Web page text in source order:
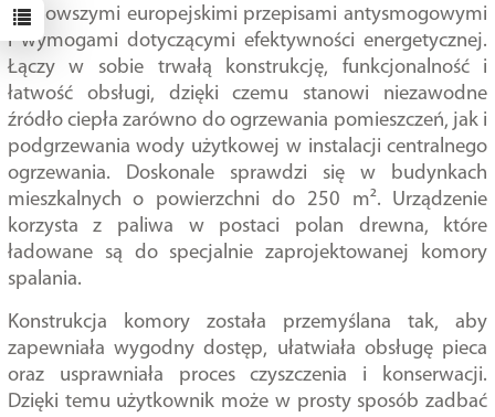
najnowszymi europejskimi przepisami antysmogowymi
i wymogami dotyczącymi efektywności energetycznej.
Łączy w sobie trwałą konstrukcję, funkcjonalność i
łatwość obsługi, dzięki czemu stanowi niezawodne
źródło ciepła zarówno do ogrzewania pomieszczeń, jak i
podgrzewania wody użytkowej w instalacji centralnego
ogrzewania. Doskonale sprawdzi się w budynkach
mieszkalnych o powierzchni do 250 m². Urządzenie
korzysta z paliwa w postaci polan drewna, które
ładowane są do specjalnie zaprojektowanej komory
spalania.
Konstrukcja komory została przemyślana tak, aby
zapewniała wygodny dostęp, ułatwiała obsługę pieca
oraz usprawniała proces czyszczenia i konserwacji.
Dzięki temu użytkownik może w prosty sposób zadbać